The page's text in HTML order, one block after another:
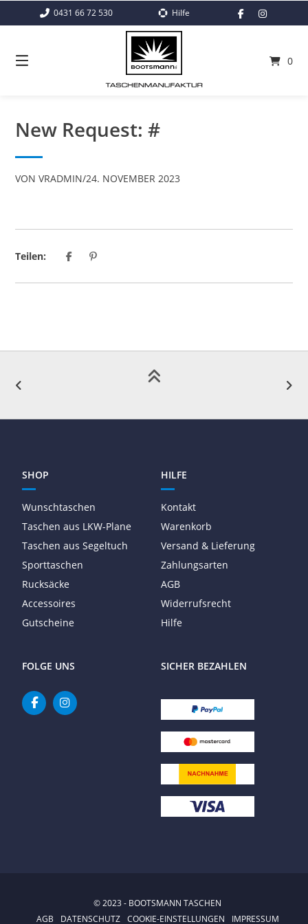
0431 66 72 530 Hilfe
0
New Request: #
VONVRADMIN/24. NOVEMBER 2023
Teilen:
SHOP
Wunschtaschen
Taschen aus LKW-Plane
Taschen aus Segeltuch
Sporttaschen
Rucksäcke
Accessoires
Gutscheine
HILFE
Kontakt
Warenkorb
Versand & Lieferung
Zahlungsarten
AGB
Widerrufsrecht
Hilfe
FOLGE UNS SICHER BEZAHLEN
© 2023 - BOOTSMANN TASCHEN
AGB
DATENSCHUTZ COOKIE-EINSTELLUNGEN IMPRESSUM